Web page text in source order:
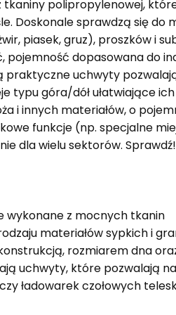
polipropylenowej,
Doskonale sprawdzą się do
piasek, gruz), proszków i
pojemność dopasowana do
praktyczne uchwyty
góra/dół ułatwiające ich
i innych materiałów, o
funkcje (np. specjalne
dla wielu sektorów. Sprawdź!
z mocnych tkanin
materiałów sypkich i
rozmiarem dna
uchwyty, które pozwalają
ładowarek czołowych